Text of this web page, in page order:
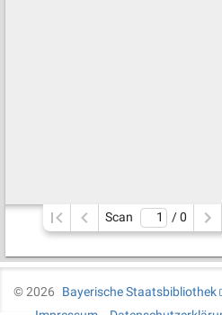
Scan / 0
©2026
Bayerische Staatsbibliothek